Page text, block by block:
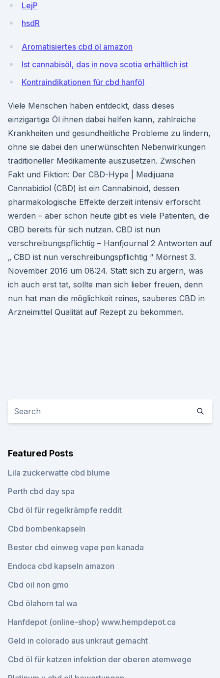
LejP
hsdR
Aromatisiertes cbd öl amazon
Ist cannabisöl, das in nova scotia erhältlich ist
Kontraindikationen für cbd hanföl
Viele Menschen haben entdeckt, dass dieses
einzigartige Öl ihnen dabei helfen kann, zahlreiche
Krankheiten und gesundheitliche Probleme zu lindern,
ohne sie dabei den unerwünschten Nebenwirkungen
traditioneller Medikamente auszusetzen. Zwischen
Fakt und Fiktion: Der CBD-Hype | Medijuana
Cannabidiol (CBD) ist ein Cannabinoid, dessen
pharmakologische Effekte derzeit intensiv erforscht
werden – aber schon heute gibt es viele Patienten, die
CBD bereits für sich nutzen. CBD ist nun
verschreibungspflichtig – Hanfjournal 2 Antworten auf
„ CBD ist nun verschreibungspflichtig “ Mörnest 3.
November 2016 um 08:24. Statt sich zu ärgern, was
ich auch erst tat, sollte man sich lieber freuen, denn
nun hat man die möglichkeit reines, sauberes CBD in
Arzneimittel Qualität auf Rezept zu bekommen.
Featured Posts
Lila zuckerwatte cbd blume
Perth cbd day spa
Cbd öl für regelkrämpfe reddit
Cbd bombenkapseln
Bester cbd einweg vape pen kanada
Endoca cbd kapseln amazon
Cbd oil non gmo
Cbd ölahorn tal wa
Hanfdepot (online-shop) www.hempdepot.ca
Geld in colorado aus unkraut gemacht
Cbd öl für katzen infektion der oberen atemwege